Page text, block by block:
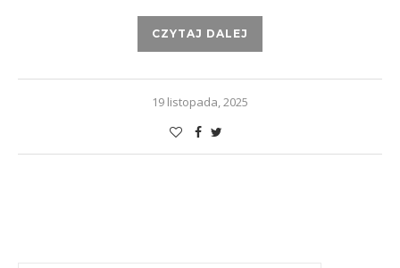
CZYTAJ DALEJ
19 listopada, 2025